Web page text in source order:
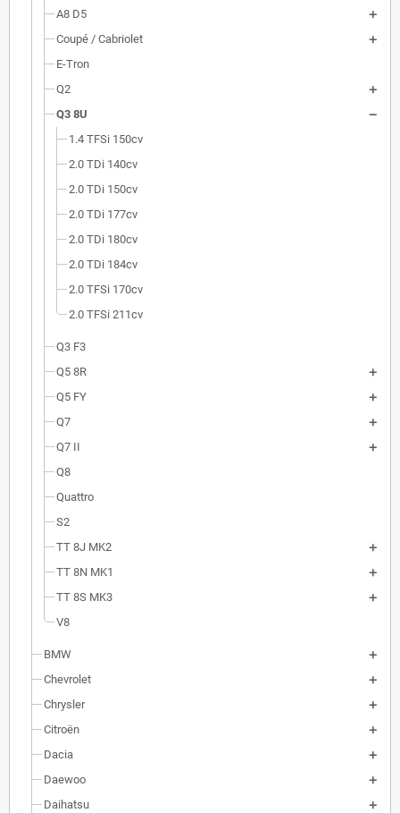
A8 D5
Coupé / Cabriolet
E-Tron
Q2
Q3 8U
1.4 TFSi 150cv
2.0 TDi 140cv
2.0 TDi 150cv
2.0 TDi 177cv
2.0 TDi 180cv
2.0 TDi 184cv
2.0 TFSi 170cv
2.0 TFSi 211cv
Q3 F3
Q5 8R
Q5 FY
Q7
Q7 II
Q8
Quattro
S2
TT 8J MK2
TT 8N MK1
TT 8S MK3
V8
BMW
Chevrolet
Chrysler
Citroën
Dacia
Daewoo
Daihatsu